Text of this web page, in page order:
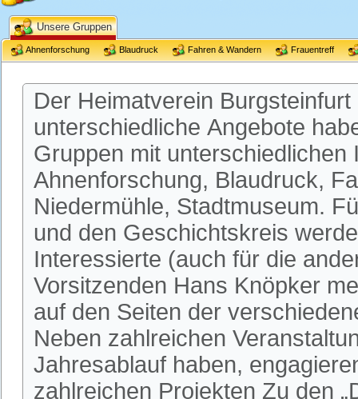
Unsere Gruppen
Ahnenforschung Blaudruck Fahren & Wandern Frauentreff
Der Heimatverein
unterschiedliche Angebote
Gruppen mit
Ahnenforschung, Blaudruck,
Niedermühle, Stadtmuseum.
und den Geschichtskreis
Interessierte (auch für die
Vorsitzenden Hans Knöpker
auf den Seiten der
Neben zahlreichen
Jahresablauf haben,
zahlreichen Projekten Zu den